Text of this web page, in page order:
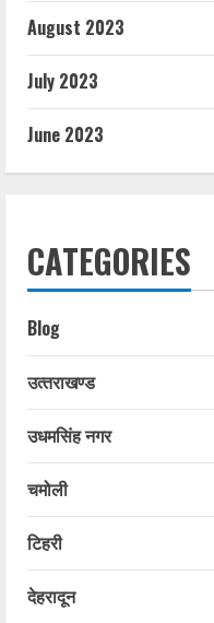
August 2023
July 2023
June 2023
CATEGORIES
Blog
उत्‍तराखण्‍ड
उधमसिंह नगर
चमोली
टिहरी
देहरादून